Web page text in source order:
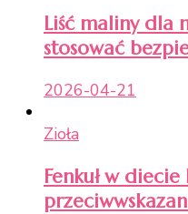
Liść maliny dla
stosować
2026-04-21
Zioła
Fenkuł w